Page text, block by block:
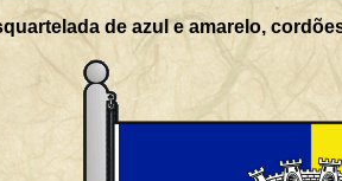
de azul e amarelo,